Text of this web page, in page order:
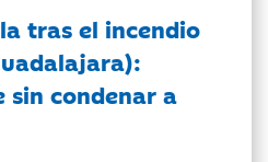
tras el incendio
sin condenar a